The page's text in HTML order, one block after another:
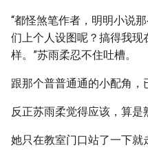
“都怪煞笔作者，明明小说
们上个人设图呢？搞得我
样。”苏雨柔忍不住吐槽。
跟那个普普通通的小配角，
反正苏雨柔觉得应该，算是
她只在教室门口站了一下就